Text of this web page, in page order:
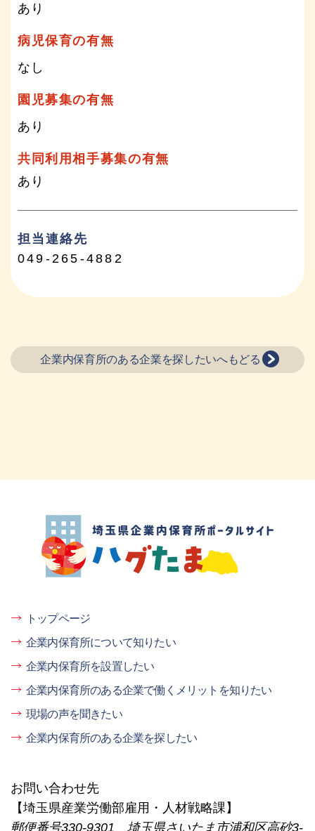
あり
病児保育の有無
なし
園児募集の有無
あり
共同利用相手募集の有無
あり
担当連絡先
049-265-4882
企業内保育所のある企業を探したいへもどる
埼玉県企業内保育所ポータルサイト ハグ
たま
トップページ
企業内保育所について知りたい
企業内保育所を設置したい
企業内保育所のある企業で働くメリットを知りたい
現場の声を聞きたい
企業内保育所のある企業を探したい
お問い合わせ先
【埼玉県産業労働部雇用・人材戦略課】
郵便番号330-9301 埼玉県さいたま市浦和区高砂3-